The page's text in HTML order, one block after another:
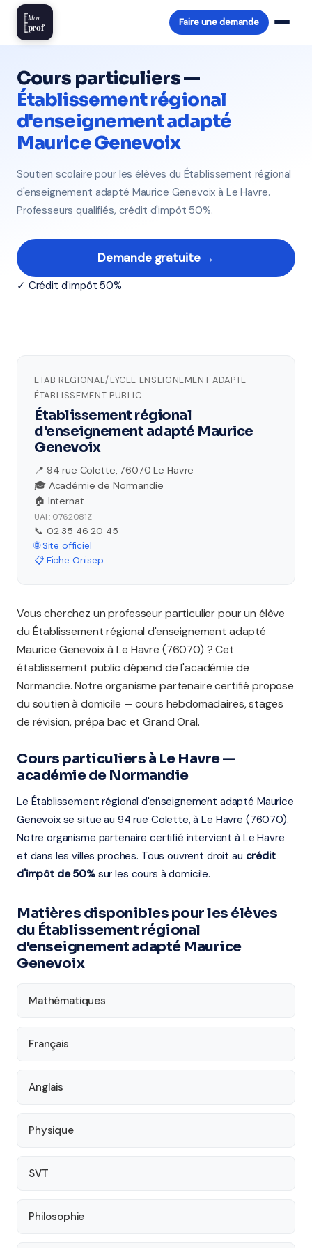
Mon
prof Faire une demande
Cours particuliers —
Établissement régional
d'enseignement adapté
Maurice Genevoix
Soutien scolaire pour les élèves du Établissement régional
d'enseignement adapté Maurice Genevoix à Le Havre.
Professeurs qualifiés, crédit d'impôt 50%.
Demande gratuite →
✓ Crédit d'impôt 50%
ETAB REGIONAL/LYCEE ENSEIGNEMENT ADAPTE ·
ÉTABLISSEMENT PUBLIC
Établissement régional
d'enseignement adapté Maurice
Genevoix
📍 94 rue Colette, 76070 Le Havre
🎓 Académie de Normandie
🏠 Internat
UAI : 0762081Z
📞 02 35 46 20 45
🌐 Site officiel
📋 Fiche Onisep
Vous cherchez un professeur particulier pour un élève
du Établissement régional d'enseignement adapté
Maurice Genevoix à Le Havre (76070) ? Cet
établissement public dépend de l'académie de
Normandie. Notre organisme partenaire certifié propose
du soutien à domicile — cours hebdomadaires, stages
de révision, prépa bac et Grand Oral.
Cours particuliers à Le Havre —
académie de Normandie
Le Établissement régional d'enseignement adapté Maurice
Genevoix se situe au 94 rue Colette, à Le Havre (76070).
Notre organisme partenaire certifié intervient à Le Havre
et dans les villes proches. Tous ouvrent droit au crédit
d'impôt de 50%sur les cours à domicile.
Matières disponibles pour les élèves
du Établissement régional
d'enseignement adapté Maurice
Genevoix
Mathématiques
Français
Anglais
Physique
SVT
Philosophie